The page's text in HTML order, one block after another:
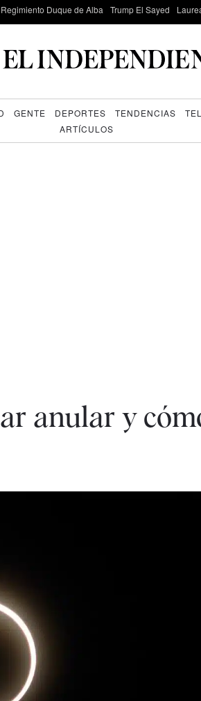
Regimiento Duque de Alba Trump El Sayed
GENTE DEPORTES TENDENCIAS
ARTÍCULOS
anular y